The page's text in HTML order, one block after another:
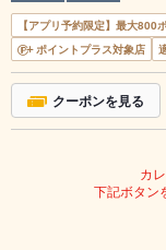
【アプリ予約限定】最大800
ポイントプラス対象店
クーポンを見る
カ
下記ボタン